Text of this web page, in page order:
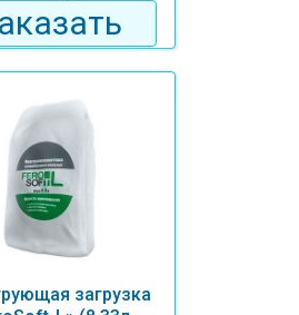
загрузка